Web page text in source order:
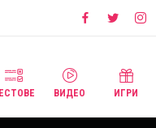
ВИДЕО ИГРИ